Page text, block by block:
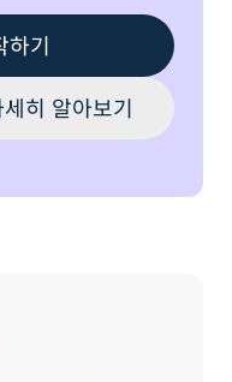
하기
히 알아보기